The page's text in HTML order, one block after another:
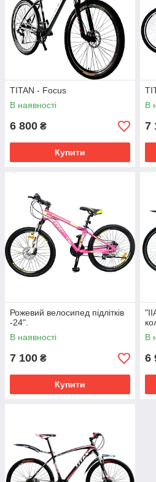
TITAN - Focus
В наявності
6 800 ₴
Купити
В
7
Рожевий велосипед підлітків
-24".
В наявності
7 100 ₴
Купити
В
6